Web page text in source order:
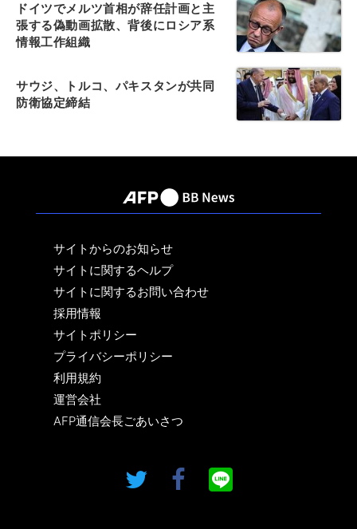
ドイツでメルツ首相が辞任計画と主
張する偽動画拡散、背後にロシア系
情報工作組織
サウジ、トルコ、パキスタンが共同
防衛協定締結
サイトからのお知らせ
サイトに関するヘルプ
サイトに関するお問い合わせ
採用情報
サイトポリシー
プライバシーポリシー
利用規約
運営会社
AFP通信会長ごあいさつ